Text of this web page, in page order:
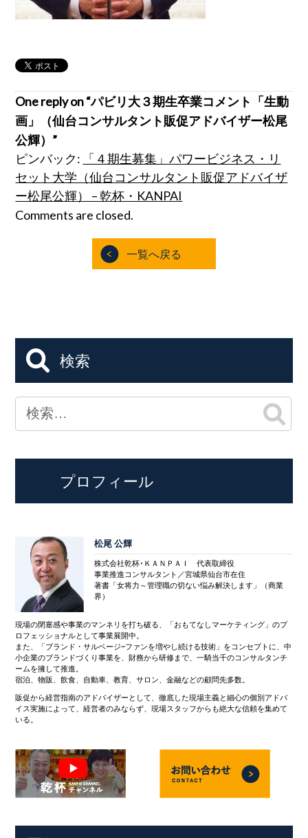
One reply on “パビリ大３期生卒業コメント「生動
画」（仙台コンサルタント販促アドバイザー松尾
公輝）”
ピンバック:
「４期生募集」パワービジネス・リ
セット大学（仙台コンサルタント販促アドバイザ
ー松尾公輝） – 乾杯・KANPAI
Comments are closed.
一覧へ戻る
検索
プロフィール
松尾 公輝
株式会社乾杯･ＫＡＮＰＡＩ 代表取締役
事業推進コンサルタント／宮城県仙台市在住
著書「女将力～管理職の切ない悩み解決します」（商業
界）
現場の閉塞感や事業のマンネリを打ち破る、「おもてなしマーケティング」のプ
ロフェッショナルとして事業展開中。
また、「ブランド・サルベージ~ファンを増やし続ける技術」をコンセプトに、中
小企業のブランドづくり事業を、財務から研修まで、一騎当千のコンサルタンチ
ームを擁して推進。
宿泊、物販、飲食、自動車、教育、サロン、金融などの顧問先多数。
販促から経営指南のアドバイザーとして、徹底した現場主義と細心の個別アドバ
イス実施によって、経営者のみならず、現場スタッフからも絶大な信頼を集めて
いる。